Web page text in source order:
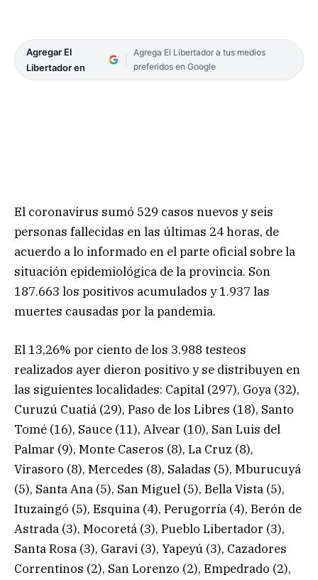
Agregar El
Libertador en
Agrega El Libertador a tus medios
preferidos en Google
El coronavirus sumó 529 casos nuevos y seis
personas fallecidas en las últimas 24 horas, de
acuerdo a lo informado en el parte oficial sobre la
situación epidemiológica de la provincia. Son
187.663 los positivos acumulados y 1.937 las
muertes causadas por la pandemia.
El 13,26% por ciento de los 3.988 testeos
realizados ayer dieron positivo y se distribuyen en
las siguientes localidades: Capital (297), Goya (32),
Curuzú Cuatiá (29), Paso de los Libres (18), Santo
Tomé (16), Sauce (11), Alvear (10), San Luis del
Palmar (9), Monte Caseros (8), La Cruz (8),
Virasoro (8), Mercedes (8), Saladas (5), Mburucuyá
(5), Santa Ana (5), San Miguel (5), Bella Vista (5),
Ituzaingó (5), Esquina (4), Perugorría (4), Berón de
Astrada (3), Mocoretá (3), Pueblo Libertador (3),
Santa Rosa (3), Garavi (3), Yapeyú (3), Cazadores
Correntinos (2), San Lorenzo (2), Empedrado (2),